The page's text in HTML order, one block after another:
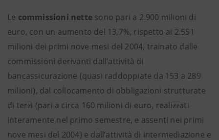
Le commissioni nette sono pari a 2.900 milioni di
euro, con un aumento del 13,7%, rispetto ai 2.551
milioni dei primi nove mesi del 2004, trainato dalle
commissioni derivanti dall’attività di
bancassicurazione (quasi raddoppiate da 153 a 289
milioni), dal collocamento di obbligazioni strutturate
di terzi (pari a circa 160 milioni di euro, realizzati
interamente nel primo semestre, e assenti nei primi
nove mesi del 2004) e dall’attività di intermediazione e